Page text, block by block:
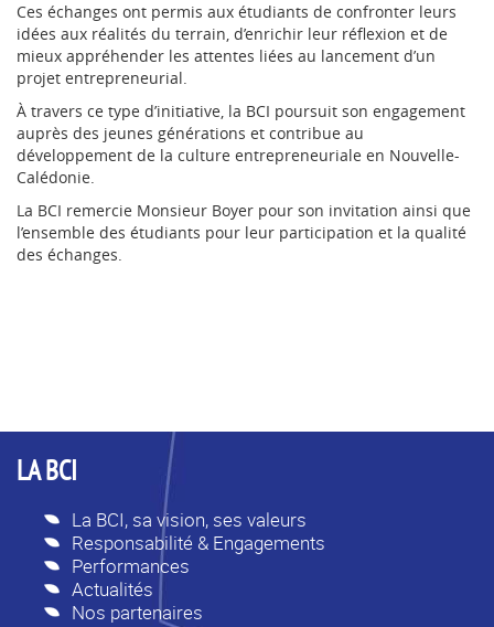
Ces échanges ont permis aux étudiants de confronter leurs
idées aux réalités du terrain, d’enrichir leur réflexion et de
mieux appréhender les attentes liées au lancement d’un
projet entrepreneurial.
À travers ce type d’initiative, la BCI poursuit son engagement
auprès des jeunes générations et contribue au
développement de la culture entrepreneuriale en Nouvelle-
Calédonie.
La BCI remercie Monsieur Boyer pour son invitation ainsi que
l’ensemble des étudiants pour leur participation et la qualité
des échanges.
LA BCI
La BCI, sa vision, ses valeurs
Responsabilité & Engagements
Performances
Actualités
Nos partenaires